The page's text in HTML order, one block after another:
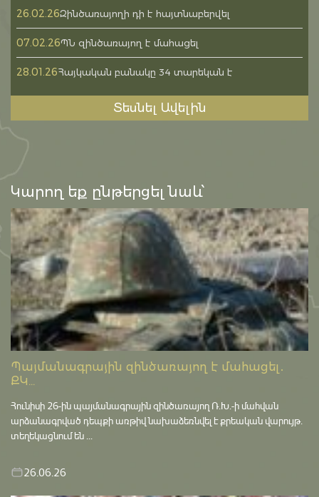
26.02.26Զինծառայողի դի է հայտնաբերվել
07.02.26ՊՆ զինծառայող է մահացել
28.01.26Հայկական բանակը 34 տարեկան է
Տեսնել Ավելին
Կարող եք ընթերցել նաև՝
Պայմանագրային զինծառայող է մահացել․
ՔԿ...
Հունիսի 26-ին պայմանագրային զինծառայող Ռ.Խ.-ի մահվան
արձանագրված դեպքի առթիվ նախաձեռնվել է քրեական վարույթ․
տեղեկացնում են ...
26.06.26